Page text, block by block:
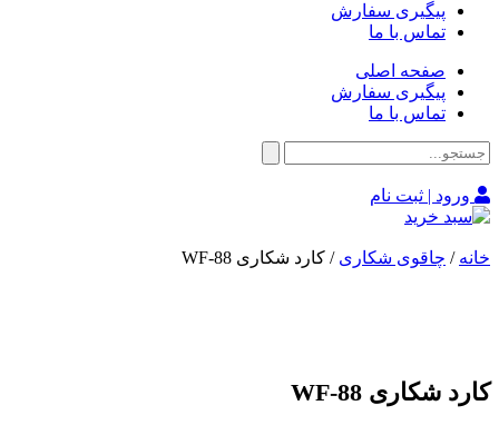
پیگیری سفارش
تماس با ما
صفحه اصلی
پیگیری سفارش
تماس با ما
ورود | ثبت نام
خانه / چاقوی شکاری / کارد شکاری WF-88
کارد شکاری WF-88